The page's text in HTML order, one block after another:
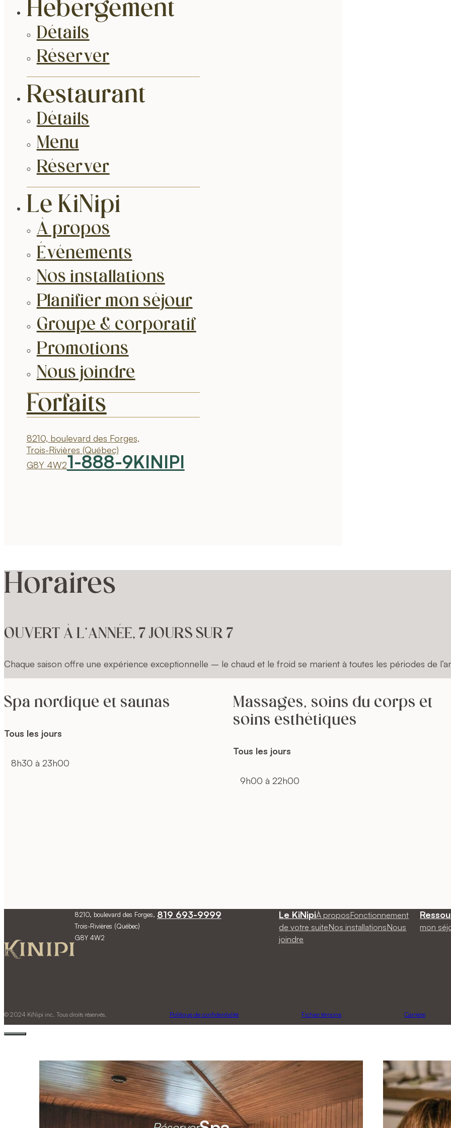
Hébergement
Détails
Réserver
Restaurant
Détails
Menu
Réserver
Le KiNipi
À propos
Événements
Nos installations
Planifier mon séjour
Groupe & corporatif
Promotions
Nous joindre
Forfaits
8210, boulevard des Forges,
Trois-Rivières (Québec)
G8Y 4W21-888-9KINIPI
Horaires
OUVERT À L’ANNÉE, 7 JOURS SUR 7
Chaque saison offre une expérience exceptionnelle – le chaud et le froid se marient à toutes les périodes de
Spa nordique et saunas
Tous les jours
8h30 à 23h00
Massages, soins du corps et
soins esthétiques
Tous les jours
9h00 à 22h00
8210, boulevard des Forges,
Trois-Rivières (Québec)
G8Y 4W2
819 693-9999 Le KiNipiÀ proposFonctionnement
de votre suiteNos installationsNous
joindre
mon
© 2024 KiNipi inc. Tous droits réservés. Politique de confidentialité Fichier témoins Carrière